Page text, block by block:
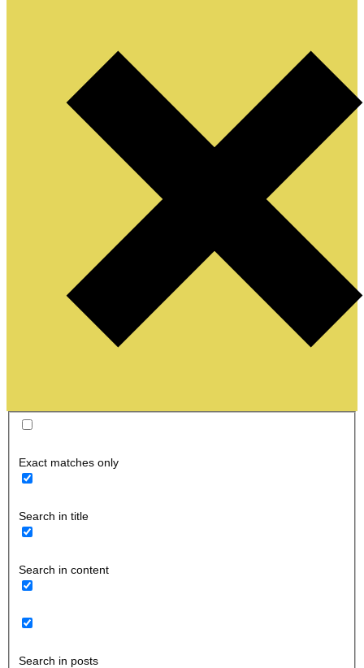
Exact matches only
Search in title
Search in content
Search in posts